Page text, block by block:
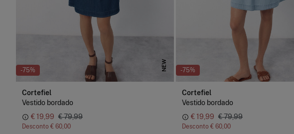
-75% NEW
Cortefiel
Vestido bordado
€ 19,99 € 79,99
Desconto € 60,00
-75%
Cortefiel
Vestido bordado
€ 19,99 € 79,99
Desconto € 60,00